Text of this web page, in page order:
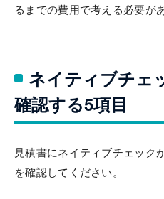
るまでの費用で考える必要が
ネイティブチェ
確認する5項目
見積書にネイティブチェック
を確認してください。